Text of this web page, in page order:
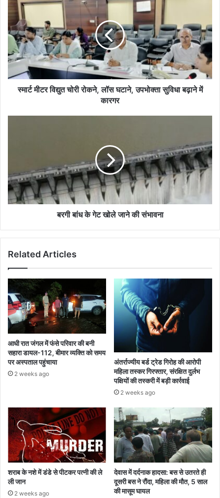
मीटर
विद्युत
चोरी
रोकने,
लॉस
घटाने,
सुविधा
बढ़ानेस्मार्ट मीटर विद्युत चोरी रोकने, लॉस घटाने, उपभोक्ता सुविधा बढ़ाने में
कारगर
जाने
की
संभावना
बरगी बांध के गेट खोले जाने की संभावना
Related Articles
आधी रात जंगल में फंसे परिवार की बनी
सहारा डायल-112, बीमार व्यक्ति को समय
पर अस्पताल पहुंचाया
2 weeks ago
अंतर्राज्यीय बर्ड ट्रेड गिरोह की आरोपी
महिला तस्कर गिरफ्तार, संरक्षित दुर्लभ
पक्षियों की तस्करी में बड़ी कार्रवाई
2 weeks ago
शराब के नशे में डंडे से पीटकर पत्नी की ले
ली जान
2 weeks ago
देवास में दर्दनाक हादसा: बस से उतरते ही
दूसरी बस ने रौंदा, महिला की मौत, 5 साल
की मासूम घायल